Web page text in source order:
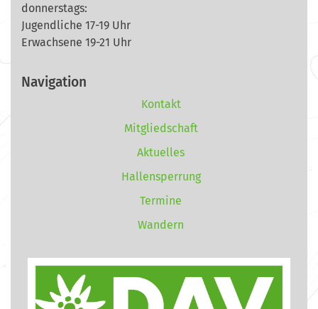
donnerstags:
Jugendliche 17-19 Uhr
Erwachsene 19-21 Uhr
Navigation
Kontakt
Mitgliedschaft
Aktuelles
Hallensperrung
Termine
Wandern